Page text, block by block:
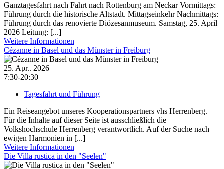
Ganztagesfahrt nach Fahrt nach Rottenburg am Neckar Vormittags:
Führung durch die historische Altstadt. Mittagseinkehr Nachmittags:
Führung durch das renovierte Diözesanmuseum. Samstag, 25. April
2026 Leitung: [...]
Weitere Informationen
Cézanne in Basel und das Münster in Freiburg
25. Apr.. 2026
7:30-20:30
Tagesfahrt und Führung
Ein Reiseangebot unseres Kooperationspartners vhs Herrenberg.
Für die Inhalte auf dieser Seite ist ausschließlich die
Volkshochschule Herrenberg verantwortlich. Auf der Suche nach
ewigen Harmonien in [...]
Weitere Informationen
Die Villa rustica in den "Seelen"